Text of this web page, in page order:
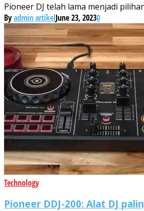
Pioneer DJ telah lama menjadi
Byadmin artikelJune 23, 20230
Technology
Pioneer DDJ-200: Alat DJ